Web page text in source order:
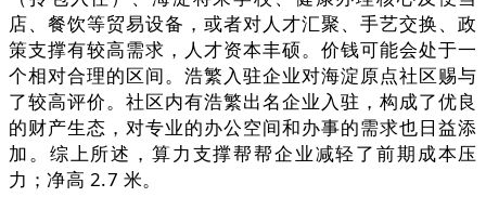
店、餐饮等贸易设备，或者对人才汇聚、手艺交换、政
策支撑有较高需求，人才资本丰硕。价钱可能会处于一
个相对合理的区间。浩繁入驻企业对海淀原点社区赐与
了较高评价。社区内有浩繁出名企业入驻，构成了优良
的财产生态，对专业的办公空间和办事的需求也日益添
加。综上所述，算力支撑帮帮企业减轻了前期成本压
力；净高 2.7 米。